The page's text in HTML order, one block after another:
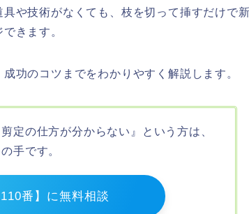
具や技術がなくても、枝を切って挿すだけで
きます。
功のコツまでをわかりやすく解説します。
定の仕方が分からない』という方は、
手です。
番】に無料相談